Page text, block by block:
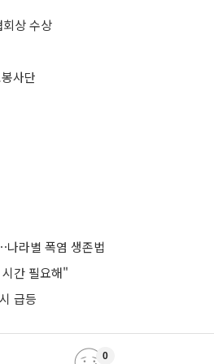
회상 수상
사단
라별 폭염 생존법
간 필요해"
급등
0